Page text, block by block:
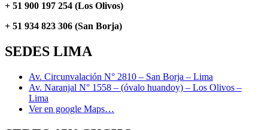
+ 51 900 197 254 (Los Olivos)
+ 51 934 823 306 (San Borja)
SEDES LIMA
Av. Circunvalación N° 2810 – San Borja – Lima
Av. Naranjal N° 1558 – (óvalo huandoy) – Los Olivos –
Lima
Ver en google Maps…